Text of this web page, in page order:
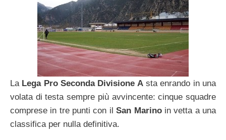
La Lega Pro Seconda Divisione Asta enrando in una
volata di testa sempre più avvincente: cinque squadre
comprese in tre punti con ilSan Marinoin vetta a una
classifica per nulla definitiva.